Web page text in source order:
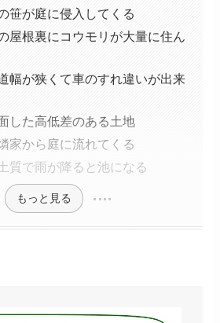
笹が庭に侵入してくる
屋根裏にコウモリが大量に住ん
幅が狭くて車のすれ違いが出来
した高低差のある土地
家から庭に流れてくる
質で雨が降ると池になる
もっと見る